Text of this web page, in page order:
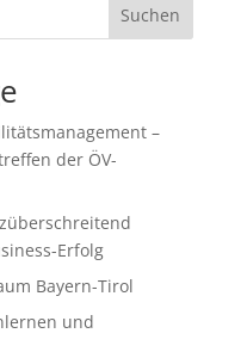
Suchen
–
der ÖV-
Erfolg
Bayern-Tirol
und